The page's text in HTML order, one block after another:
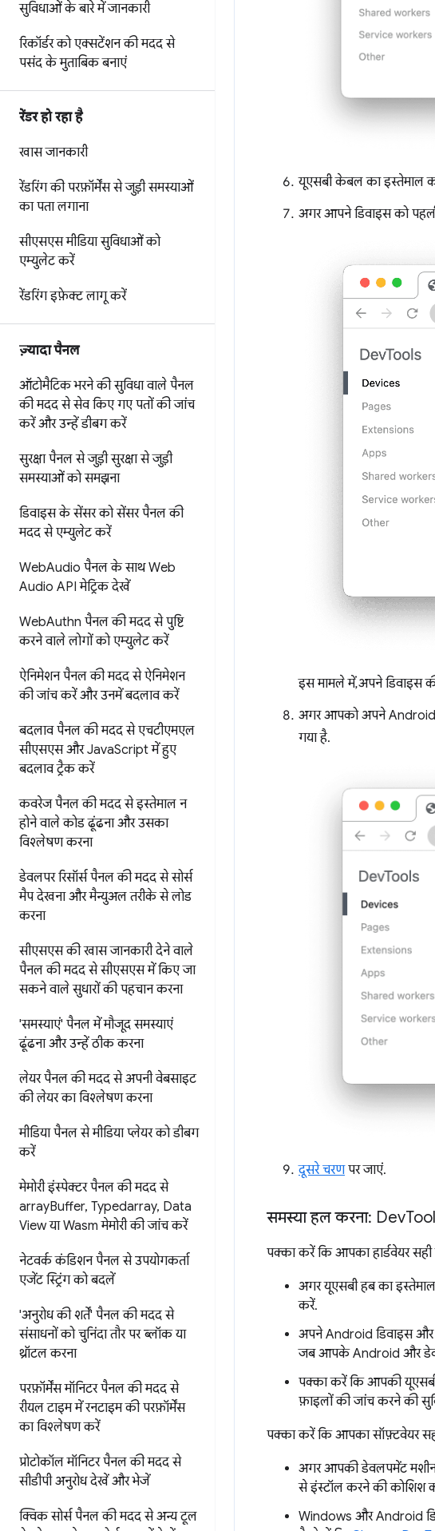
सुविधाओं के बारे में जानकारी
रिकॉर्डर को एक्सटेंशन की मदद से
पसंद के मुताबिक बनाएं
रेंडर हो रहा है
खास जानकारी
रेंडरिंग की परफ़ॉर्मेंस से जुड़ी समस्याओं
का पता लगाना
सीएसएस मीडिया सुविधाओं को
एम्युलेट करें
रेंडरिंग इफ़ेक्ट लागू करें
ज़्यादा पैनल
ऑटोमैटिक भरने की सुविधा वाले पैनल
की मदद सेसेव किए गए पतों की जांच
करें और उन्हें डीबग करें
सुरक्षा पैनल से जुड़ी सुरक्षा से जुड़ी
समस्याओं को समझना
डिवाइस के सेंसर को सेंसर पैनल की
मदद से एम्युलेट करें
WebAudio पैनल के साथ Web
Audio API मेट्रिक देखें
WebAuthn पैनल की मदद सेपुष्टि
करने वाले लोगों को एम्युलेट करें
ऐनिमेशन पैनल की मदद सेऐनिमेशन
की जांच करें और उनमें बदलाव करें
बदलाव पैनल की मदद से एचटीएमएल
सीएसएसऔर JavaScript में हुए
बदलाव ट्रैक करें
कवरेज पैनल की मदद सेइस्तेमाल न
होने वाले कोड ढूंढना और उसका
विश्लेषण करना
डेवलपर रिसॉर्स पैनल की मदद सेसोर्स
मैप देखना और मैन्युअल तरीके से लोड
करना
सीएसएस की खास जानकारी देने वाले
पैनल की मदद सेसीएसएस में किए जा
सकने वाले सुधारों की पहचान करना
'समस्याएं' पैनल में मौजूद समस्याएं
ढूंढना और उन्हें ठीक करना
लेयर पैनल की मदद सेअपनी वेबसाइट
की लेयर का विश्लेषण करना
मीडिया पैनल से मीडिया प्लेयर को डीबग
करें
मेमोरी इंस्पेक्टर पैनल की मदद से
arrayBuffer, Typedarray, Data
View या Wasm मेमोरी की जांच करें
नेटवर्क कंडिशन पैनल से उपयोगकर्ता
एजेंट स्ट्रिंग को बदलें
'अनुरोध की शर्तें' पैनल की मदद से
संसाधनों को चुनिंदा तौर पर ब्लॉक या
थ्रॉटल करना
परफ़ॉर्मेंस मॉनिटर पैनल की मदद से
रीयल टाइम में रनटाइम की परफ़ॉर्मेंस
का विश्लेषण करें
प्रोटोकॉल मॉनिटर पैनल की मदद से
सीडीपी अनुरोध देखें और भेजें
क्विक सोर्स पैनल की मदद सेअन्य टूल
यूएसबी केबल का इस्तेमाल
अगर आपने डिवाइस को पहली
इस मामले में, अपने डिवाइस
अगर आपको अपने Android
गया है.
दूसरे चरणपर जाएं.
समस्या हल करना: Dev
पक्का करें कि आपका हार्डवेयर
अगर यूएसबी हब का
करें.
अपने Android डिवाइस
जब आपके Android और
पक्का करें कि आपकी
फ़ाइलों की जांच करने की
पक्का करें कि आपका सॉफ़्टवेयर
अगर आपकी डेवलपमेंट मशीन
से इंस्टॉल करने की कोशिश
Windows और Android